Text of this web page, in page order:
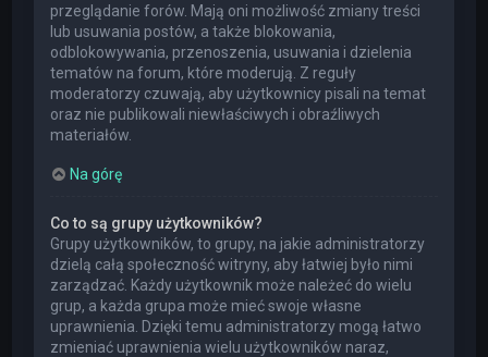
przeglądanie forów. Mają oni możliwość zmiany treści
lub usuwania postów, a także blokowania,
odblokowywania, przenoszenia, usuwania i dzielenia
tematów na forum, które moderują. Z reguły
moderatorzy czuwają, aby użytkownicy pisali na temat
oraz nie publikowali niewłaściwych i obraźliwych
materiałów.
Na górę
Co to są grupy użytkowników?
Grupy użytkowników, to grupy, na jakie administratorzy
dzielą całą społeczność witryny, aby łatwiej było nimi
zarządzać. Każdy użytkownik może należeć do wielu
grup, a każda grupa może mieć swoje własne
uprawnienia. Dzięki temu administratorzy mogą łatwo
zmieniać uprawnienia wielu użytkowników naraz,